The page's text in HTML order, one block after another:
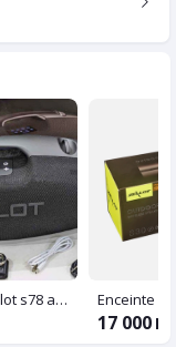
Bluetooth Zealot s78 authentic waterproof scellé
17 000